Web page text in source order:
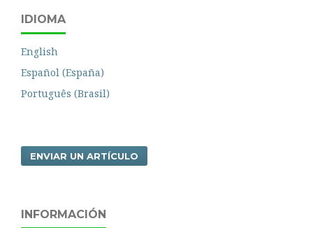
IDIOMA
English
Español (España)
Português (Brasil)
ENVIAR UN ARTÍCULO
INFORMACIÓN